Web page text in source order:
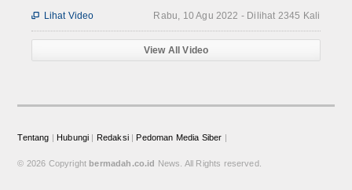
Rabu, 10 Agu 2022 - Dilihat 2345 Kali
 Lihat Video
View All Video
Tentang | Hubungi | Redaksi| Pedoman Media Siber |
© 2026 Copyright bermadah.co.id News. All Rights reserved.